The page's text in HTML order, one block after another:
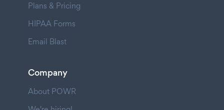
Plans & Pricing
HIPAA Forms
Email Blast
Company
About POWR